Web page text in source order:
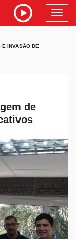
INVASÃO DE
de